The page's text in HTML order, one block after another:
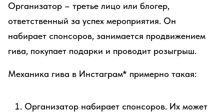
Организатор – третье лицо или блогер,
ответственный за успех мероприятия. Он
набирает спонсоров, занимается продвижением
гива, покупает подарки и проводит розыгрыш.
Механика гива в Инстаграм* примерно такая:
Организатор набирает спонсоров. Их может